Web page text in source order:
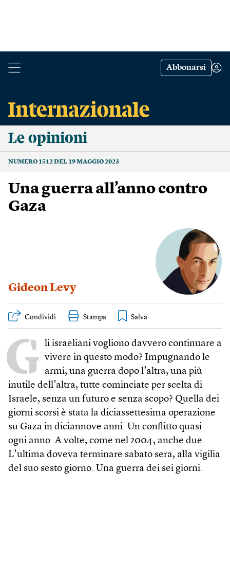
Abbonarsi
Le opinioni
NUMERO 1512 DEL 19 MAGGIO 2023
Una guerra all’anno contro
Gaza
Gideon Levy
Condividi Stampa
G li israeliani vogliono davvero continuare a
vivere in questo modo? Impugnando le
armi, una guerra dopo l’altra, una più
inutile dell’altra, tutte cominciate per scelta di
Israele, senza un futuro e senza scopo? Quella dei
giorni scorsi è stata la diciassettesima operazione
su Gaza in diciannove anni. Un conflitto quasi
ogni anno. A volte, come nel 2004, anche due.
L’ultima doveva terminare sabato sera, alla vigilia
del suo sesto giorno. Una guerra dei sei giorni.